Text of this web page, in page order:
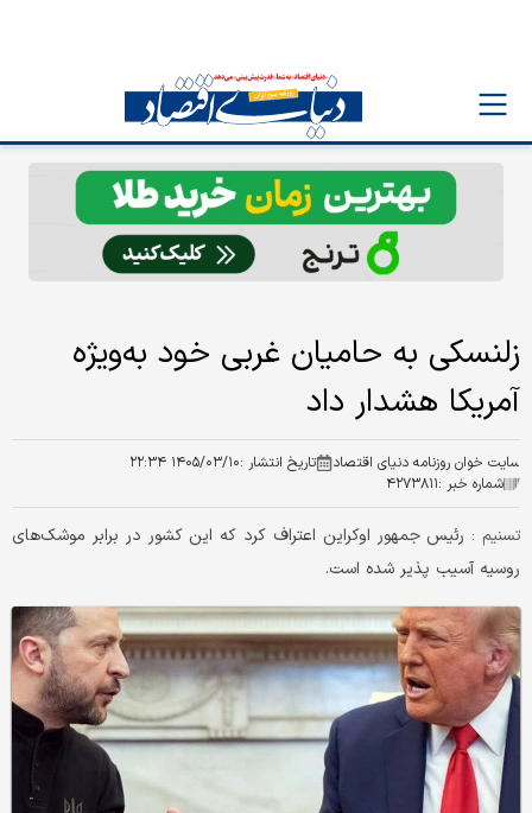
زلنسکی به حامیان غربی خود به‌ویژه
آمریکا هشدار داد
سایت خوان روزنامه دنیای اقتصاد تاریخ انتشار :۱۴۰۵/۰۳/۱۰ ۲۲:۳۴
شماره خبر :۴۲۷۳۸۱۱
تسنیم : رئیس جمهور اوکراین اعتراف کرد که این کشور در برابر موشک‌های
روسیه آسیب پذیر شده است.